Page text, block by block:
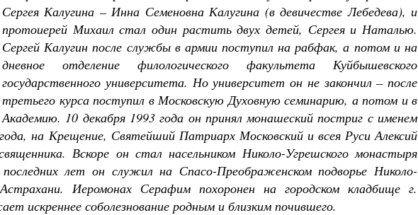
Сергея Калугина – Инна Семеновна Калугина (в девичестве Лебедева), и
протоиерей Михаил стал один растить двух детей, Сергея и Наталью.
Сергей Калугин после службы в армии поступил на рабфак, а потом и на
дневное отделение филологического факультета Куйбышевского
государственного университета. Но университет он не закончил – после
третьего курса поступил в Московскую Духовную семинарию, а потом и в
Академию. 10 декабря 1993 года он принял монашеский постриг с именем
на Крещение, Святейший Патриарх Московский и всея Руси Алексий
Вскоре он стал насельником Николо-Угрешского монастыря
лет он служил на Спасо-Преображенском подворье Николо-
Иеромонах Серафим похоронен на городском кладбище г.
искреннее соболезнование родным и близким почившего.
Как найти своё место в жизни
Кирилл Мурышев
святого
Роман Котов